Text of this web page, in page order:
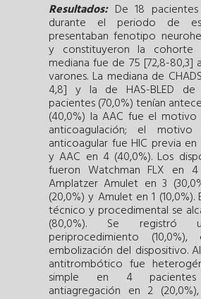
Resultados:De 18 pacientes
durante el periodo de
presentaban fenotipo
y constituyeron la cohorte
mediana fue de 75 [72,8-80,3]
varones. La mediana de
4,8] y la de HAS-BLED de
pacientes (70,0%) tenían
(40,0%) la AAC fue el
anticoagulación; el
anticoagular fue HIC previa
y AAC en 4 (40,0%). Los
fueron Watchman FLX en 4
Amplatzer Amulet en 3
(20,0%) y Amulet en 1
técnico y procedimental se
(80,0%). Se registró
periprocedimiento
embolización del dispositivo.
antitrombótico fue
simple en 4 pacientes
antiagregación en 2